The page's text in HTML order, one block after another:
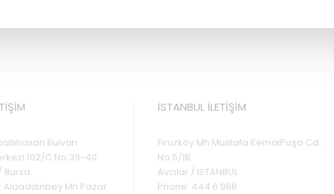
Bulvarı
102/C No:39-40
Bursa
Alaaddinbey Mh Pazar
İSTANBUL İLETİŞİM
Firuzköy Mh Mustafa KemalPaşa Cd..
No:5/1B
Avcılar / ISTANBUL
Phone: 444 6 988